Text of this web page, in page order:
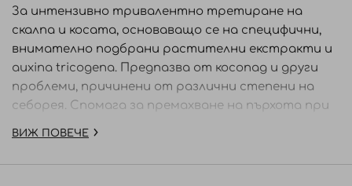
За интензивно тривалентно третиране на
скалпа и косата, основаващо се на специфични,
внимателно подбрани растителни екстракти и
auxina tricogena. Предпазва от косопад и други
проблеми, причинени от различни степени на
себорея. Спомага за премахване на пърхота при
ВИЖ ПОВЕЧЕ